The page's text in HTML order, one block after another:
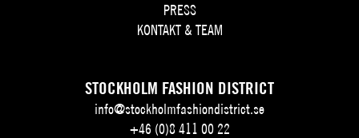
PRESS
KONTAKT & TEAM
STOCKHOLM FASHION DISTRICT
info@stockholmfashiondistrict.se
+46 (0)8 411 00 22